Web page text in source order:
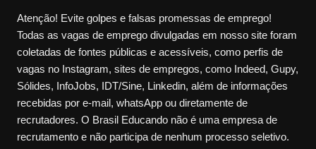
Atenção! Evite golpes e falsas promessas de emprego!
Todas as vagas de emprego divulgadas em nosso site foram
coletadas de fontes públicas e acessíveis, como perfis de
vagas no Instagram, sites de empregos, como Indeed, Gupy,
Sólides, InfoJobs, IDT/Sine, Linkedin, além de informações
recebidas por e-mail, whatsApp ou diretamente de
recrutadores. O Brasil Educando não é uma empresa de
recrutamento e não participa de nenhum processo seletivo.